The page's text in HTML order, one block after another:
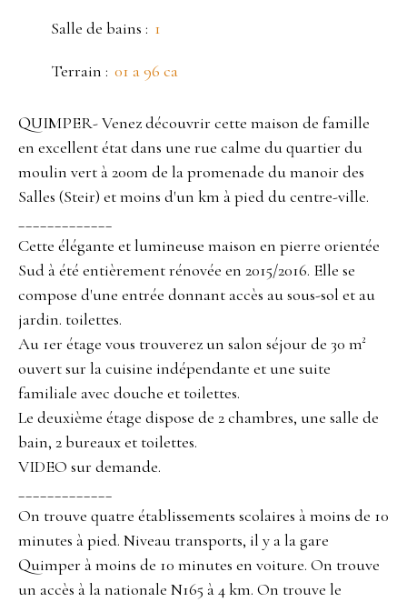
Salle de bains : 1
Terrain : 01 a 96 ca
QUIMPER- Venez découvrir cette maison de famille
en excellent état dans une rue calme du quartier du
moulin vert à 200m de la promenade du manoir des
Salles (Steir) et moins d'un km à pied du centre-ville.
Cette élégante et lumineuse maison en pierre orientée
Sud à été entièrement rénovée en 2015/2016. Elle se
compose d'une entrée donnant accès au sous-sol et au
jardin. toilettes.
Au 1er étage vous trouverez un salon séjour de 30 m²
ouvert sur la cuisine indépendante et une suite
familiale avec douche et toilettes.
Le deuxième étage dispose de 2 chambres, une salle de
bain, 2 bureaux et toilettes.
VIDEO sur demande.
On trouve quatre établissements scolaires à moins de 10
minutes à pied. Niveau transports, il y a la gare
Quimper à moins de 10 minutes en voiture. On trouve
un accès à la nationale N165 à 4 km. On trouve le